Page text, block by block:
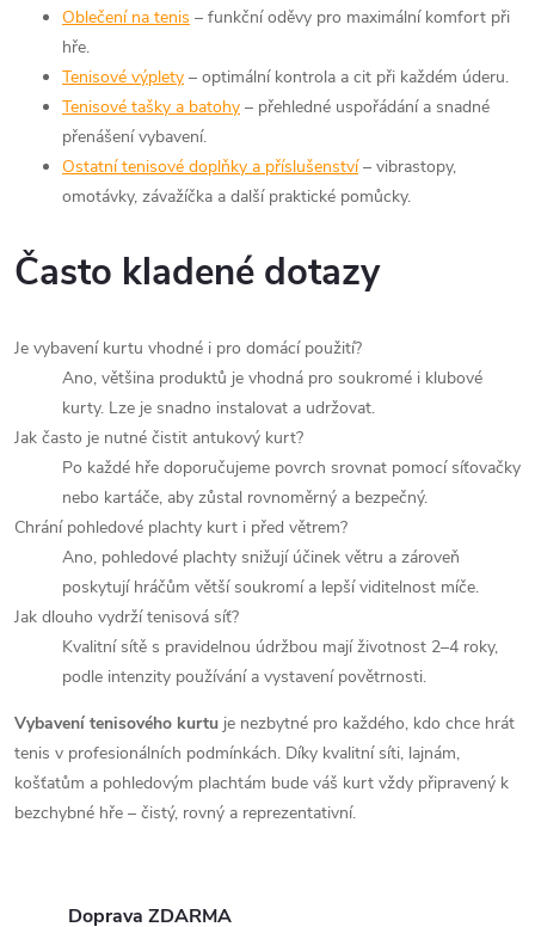
Oblečení na tenis – funkční oděvy pro maximální komfort při
hře.
Tenisové výplety – optimální kontrola a cit při každém úderu.
Tenisové tašky a batohy – přehledné uspořádání a snadné
přenášení vybavení.
Ostatní tenisové doplňky a příslušenství– vibrastopy,
omotávky, závažíčka a další praktické pomůcky.
Často kladené dotazy
Je vybavení kurtu vhodné i pro domácí použití?
Ano, většina produktů je vhodná pro soukromé i klubové
kurty. Lze je snadno instalovat a udržovat.
Jak často je nutné čistit antukový kurt?
Po každé hře doporučujeme povrch srovnat pomocí síťovačky
nebo kartáče, aby zůstal rovnoměrný a bezpečný.
Chrání pohledové plachty kurt i před větrem?
Ano, pohledové plachty snižují účinek větru a zároveň
poskytují hráčům větší soukromí a lepší viditelnost míče.
Jak dlouho vydrží tenisová síť?
Kvalitní sítě s pravidelnou údržbou mají životnost 2–4 roky,
podle intenzity používání a vystavení povětrnosti.
Vybavení tenisového kurtu je nezbytné pro každého, kdo chce hrát
tenis v profesionálních podmínkách. Díky kvalitní síti, lajnám,
košťatům a pohledovým plachtám bude váš kurt vždy připravený k
bezchybné hře – čistý, rovný a reprezentativní.
Doprava ZDARMA